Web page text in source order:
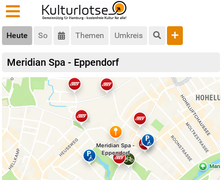
Heute So Themen Umkreis
Meridian Spa - Eppendorf